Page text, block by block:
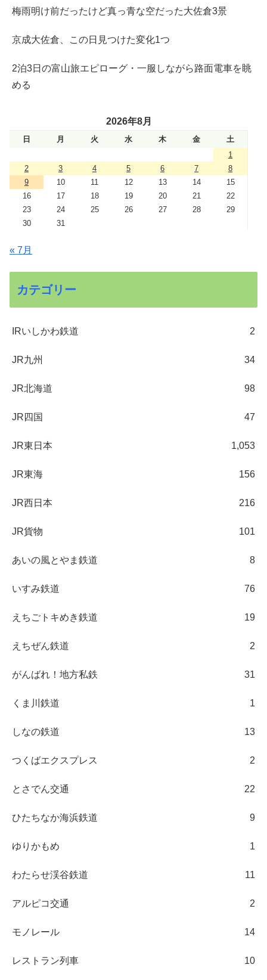
梅雨明け前だったけど真っ青な空だった大佐倉3景
京成大佐倉、この日見つけた変化1つ
2泊3日の富山旅エピローグ・一服しながら路面電車を眺
める
2026年8月
日 月 火 水 木 金
土
1
2
3 4 5 6 7
8
9
10 11 12 13 14
15
16
17 18 19 20 21
22
23
24 25 26 27 28
29
30
31
« 7月
カテゴリー
IRいしかわ鉄道 2
JR九州 34
JR北海道 98
JR四国 47
JR東日本 1,053
JR東海 156
JR西日本 216
JR貨物 101
あいの風とやま鉄道 8
いすみ鉄道 76
えちごトキめき鉄道 19
えちぜん鉄道 2
がんばれ！地方私鉄 31
くま川鉄道 1
しなの鉄道 13
つくばエクスプレス 2
とさでん交通 22
ひたちなか海浜鉄道 9
ゆりかもめ 1
わたらせ渓谷鉄道 11
アルピコ交通 2
モノレール 14
レストラン列車 10